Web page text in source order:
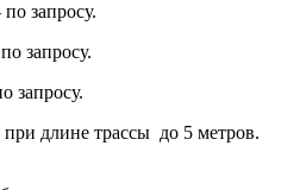
запросу.
запросу.
запросу.
при длине трассы до 5 метров.